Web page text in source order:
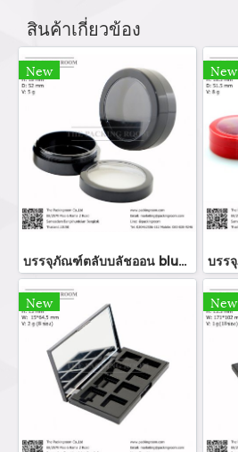
สินค้าเกี่ยวข้อง
New
บรรจุภัณฑ์ตลับบลัชออน blush on packaging ร้านขายบรรจุภัณฑ์ จำหน่ายบรรจุภัณฑ์เครื่องสำอางทุกประเภท
New
New New